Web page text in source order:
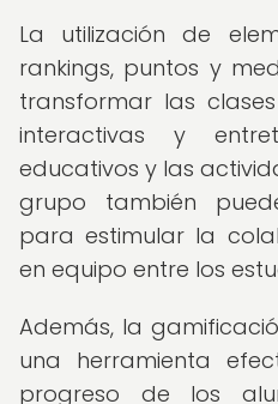
La utilización de
rankings, puntos y
transformar las
interactivas y
educativos y las
grupo también
para estimular la
en equipo entre los
Además, la
una herramienta
progreso de los